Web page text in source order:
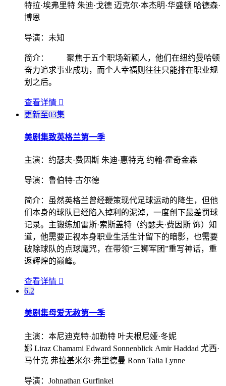
特拉·埃弗里特 朱迪·戈德 迈克尔·本杰明·华盛顿 哈德森·
博恩
导演： 未知
简介：
聚焦于五个职场新颖人，他们在纽约曼哈顿
奋力追求事业成功，而个人幸福则往往只能排在职业规
划之后。
查看详情 
更新至03集
美剧集致英格兰第一季
主演： 约瑟夫·费因斯 朱迪·惠特克 约翰·霍奇金森
导演： 鲁伯特·古尔德
简介：
虽然英格兰曾经鞭策现代足球运动的降生，但他
们本身的球队已经陷入掉利的泥淖，一度创下最差罚球
记录。主锻练加雷斯·索斯盖特（约瑟夫·费因斯 饰）知
道，他需要正视本身职业生活生计留下的暗影，也需要
破除球队的点球魔咒，在带领“三狮军团”重写神话，重
返辉煌的巅峰。
查看详情 
6.2
美剧集母爱无赦第一季
主演： 本尼迪克特·加勒特 叶夫根尼娅·冬妮
娜 Liraz Chamami Edward Sonnenblick Amir Haddad 尤西·
马什克 弗拉基米尔·弗里德曼 Ronn Talia Lynne
导演： Johnathan Gurfinkel